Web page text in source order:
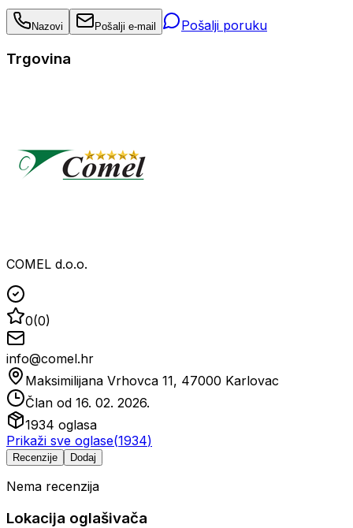
Nazovi Pošalji e-mail Pošalji poruku
Trgovina
COMEL d.o.o.
0(0)
info@comel.hr
Maksimilijana Vrhovca 11, 47000 Karlovac
Član od 16. 02. 2026.
1934 oglasa
Prikaži sve oglase(1934)
Recenzije Dodaj
Nema recenzija
Lokacija oglašivača